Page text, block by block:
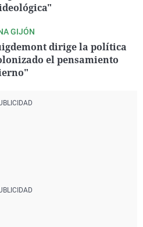
GIJÓN
dirige la política
el pensamiento